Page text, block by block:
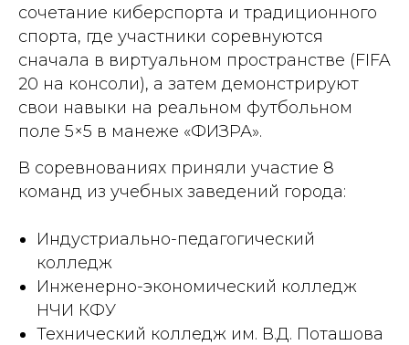
сочетание киберспорта и традиционного
спорта, где участники соревнуются
сначала в виртуальном пространстве (FIFA
20 на консоли), а затем демонстрируют
свои навыки на реальном футбольном
поле 5×5 в манеже «ФИЗРА».
В соревнованиях приняли участие 8
команд из учебных заведений города:
Индустриально-педагогический
колледж
Инженерно-экономический колледж
НЧИ КФУ
Технический колледж им. В.Д. Поташова